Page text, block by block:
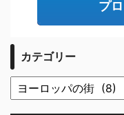
プ
カテゴリー